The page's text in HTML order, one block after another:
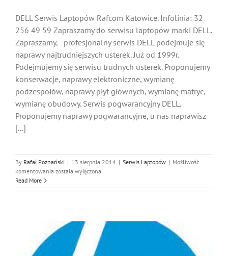
DELL Serwis Laptopów Rafcom Katowice. Infolinia: 32
256 49 59 Zapraszamy do serwisu laptopów marki DELL.
Zapraszamy, profesjonalny serwis DELL podejmuje się
naprawy najtrudniejszych usterek. Już od 1999r.
Podejmujemy się serwisu trudnych usterek. Proponujemy
konserwacje, naprawy elektroniczne, wymianę
podzespołów, naprawy płyt głównych, wymianę matryc,
wymianę obudowy. Serwis pogwarancyjny DELL.
Proponujemy naprawy pogwarancyjne, u nas naprawisz
[...]
By Rafał Poznański | 13 sierpnia 2014 | Serwis Laptopów | Możliwość
komentowania DELL
Laptopów
została wyłączona
Read More